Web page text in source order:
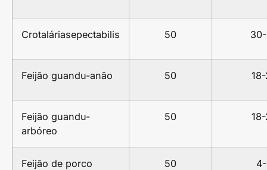
Crotaláriasepectabilis 50
Feijão guandu-anão 50
Feijão guandu-
arbóreo
50
Feijão de porco 50